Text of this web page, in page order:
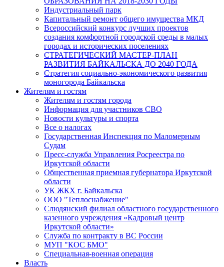
Индустриальный парк
Капитальный ремонт общего имущества МКД
Всероссийский конкурс лучших проектов
создания комфортной городской среды в малых
городах и исторических поселениях
СТРАТЕГИЧЕСКИЙ МАСТЕР-ПЛАН
РАЗВИТИЯ БАЙКАЛЬСКА ДО 2040 ГОДА
Стратегия социально-экономического развития
моногорода Байкальска
Жителям и гостям
Жителям и гостям города
Информация для участников СВО
Новости культуры и спорта
Все о налогах
Государственная Инспекция по Маломерным
Судам
Пресс-служба Управления Росреестра по
Иркутской области
Общественная приемная губернатора Иркутской
области
УК ЖКХ г. Байкальска
ООО "Теплоснабжение"
Слюдянский филиал областного государственного
казенного учреждения «Кадровый центр
Иркутской области»
Служба по контракту в ВС России
МУП "КОС БМО"
Специальная-военная операция
Власть